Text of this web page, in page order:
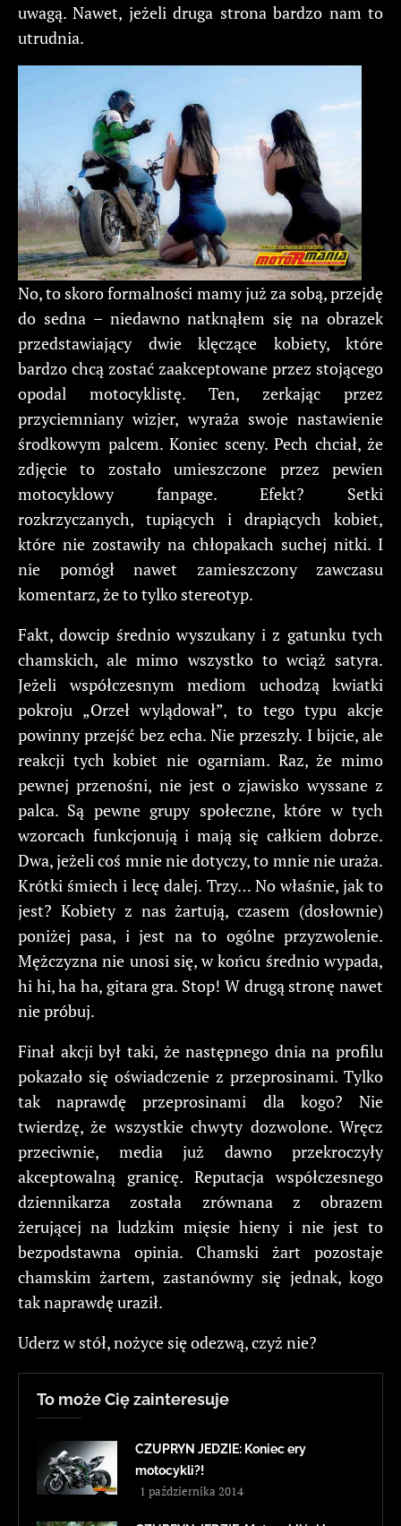
uwagą. Nawet, jeżeli druga strona bardzo nam to
utrudnia.
No, to skoro formalności mamy już za sobą, przejdę
do sedna – niedawno natknąłem się na obrazek
przedstawiający dwie klęczące kobiety, które
bardzo chcą zostać zaakceptowane przez stojącego
opodal motocyklistę. Ten, zerkając przez
przyciemniany wizjer, wyraża swoje nastawienie
środkowym palcem. Koniec sceny. Pech chciał, że
zdjęcie to zostało umieszczone przez pewien
motocyklowy fanpage. Efekt? Setki
rozkrzyczanych, tupiących i drapiących kobiet,
które nie zostawiły na chłopakach suchej nitki. I
nie pomógł nawet zamieszczony zawczasu
komentarz, że to tylko stereotyp.
Fakt, dowcip średnio wyszukany i z gatunku tych
chamskich, ale mimo wszystko to wciąż satyra.
Jeżeli współczesnym mediom uchodzą kwiatki
pokroju „Orzeł wylądował”, to tego typu akcje
powinny przejść bez echa. Nie przeszły. I bijcie, ale
reakcji tych kobiet nie ogarniam. Raz, że mimo
pewnej przenośni, nie jest o zjawisko wyssane z
palca. Są pewne grupy społeczne, które w tych
wzorcach funkcjonują i mają się całkiem dobrze.
Dwa, jeżeli coś mnie nie dotyczy, to mnie nie uraża.
Krótki śmiech i lecę dalej. Trzy… No właśnie, jak to
jest? Kobiety z nas żartują, czasem (dosłownie)
poniżej pasa, i jest na to ogólne przyzwolenie.
Mężczyzna nie unosi się, w końcu średnio wypada,
hi hi, ha ha, gitara gra. Stop! W drugą stronę nawet
nie próbuj.
Finał akcji był taki, że następnego dnia na profilu
pokazało się oświadczenie z przeprosinami. Tylko
tak naprawdę przeprosinami dla kogo? Nie
twierdzę, że wszystkie chwyty dozwolone. Wręcz
przeciwnie, media już dawno przekroczyły
akceptowalną granicę. Reputacja współczesnego
dziennikarza została zrównana z obrazem
żerującej na ludzkim mięsie hieny i nie jest to
bezpodstawna opinia. Chamski żart pozostaje
chamskim żartem, zastanówmy się jednak, kogo
tak naprawdę uraził.
Uderz w stół, nożyce się odezwą, czyż nie?
To może Cię zainteresuje
CZUPRYN JEDZIE: Koniec ery
motocykli?!
1 października 2014